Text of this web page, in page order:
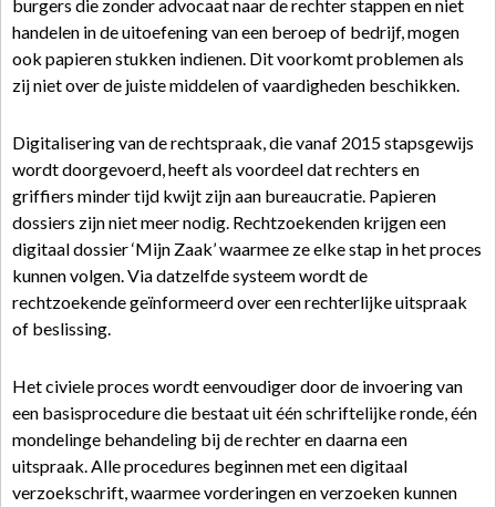
burgers die zonder advocaat naar de rechter stappen en niet
handelen in de uitoefening van een beroep of bedrijf, mogen
ook papieren stukken indienen. Dit voorkomt problemen als
zij niet over de juiste middelen of vaardigheden beschikken.
Digitalisering van de rechtspraak, die vanaf 2015 stapsgewijs
wordt doorgevoerd, heeft als voordeel dat rechters en
griffiers minder tijd kwijt zijn aan bureaucratie. Papieren
dossiers zijn niet meer nodig. Rechtzoekenden krijgen een
digitaal dossier ‘Mijn Zaak’ waarmee ze elke stap in het proces
kunnen volgen. Via datzelfde systeem wordt de
rechtzoekende geïnformeerd over een rechterlijke uitspraak
of beslissing.
Het civiele proces wordt eenvoudiger door de invoering van
een basisprocedure die bestaat uit één schriftelijke ronde, één
mondelinge behandeling bij de rechter en daarna een
uitspraak. Alle procedures beginnen met een digitaal
verzoekschrift, waarmee vorderingen en verzoeken kunnen